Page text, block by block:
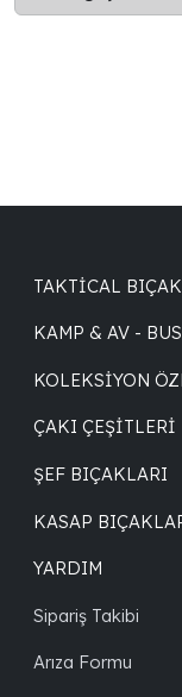
TAKTICAL
KAMP & AV -
KOLEKSIYON
ÇAKI ÇEŞITLERI
ŞEF BIÇAKLARI
KASAP
YARDIM
Sipariş Takibi
Arıza Formu